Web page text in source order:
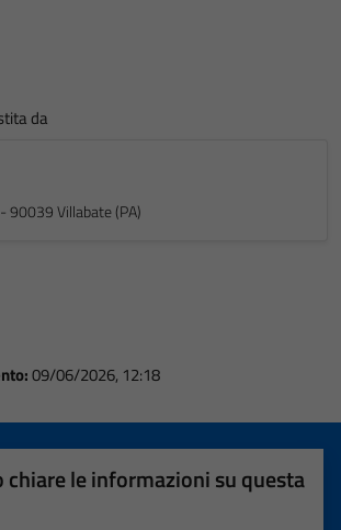
da
90039 Villabate (PA)
09/06/2026, 12:18
chiare le informazioni su questa